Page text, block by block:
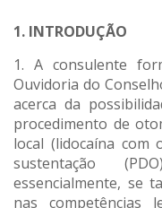
1. INTRODUÇÃO
1. A consulente
Ouvidoria do
acerca da
procedimento de
local (lidocaína com
sustentação
essencialmente, se
nas competências